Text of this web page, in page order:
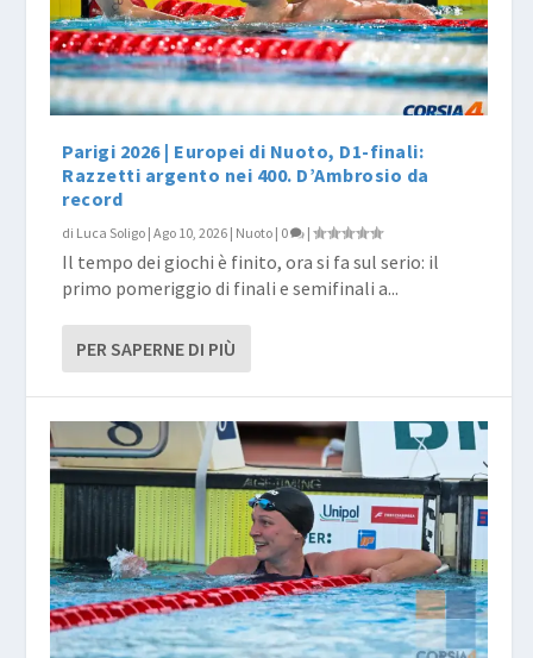
Parigi 2026 | Europei di Nuoto, D1-finali:
Razzetti argento nei 400. D’Ambrosio da
record
di Luca Soligo |Ago 10, 2026 | Nuoto | 0 |
Il tempo dei giochi è finito, ora si fa sul serio: il
primo pomeriggio di finali e semifinali a...
PER SAPERNE DI PIÙ